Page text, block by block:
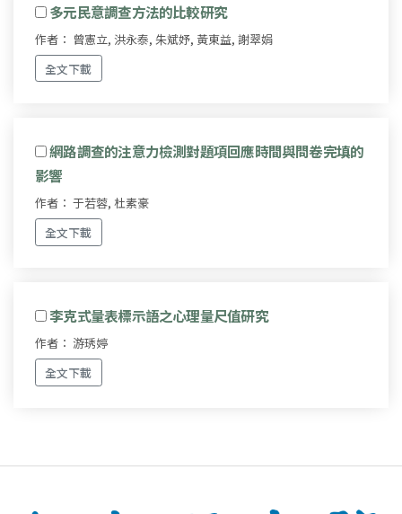
多元民意調查方法的比較研究
作者： 曾憲立, 洪永泰, 朱斌妤, 黃東益, 謝翠娟
全文下載
網路調查的注意力檢測對題項回應時間與問卷完填的
影響
作者： 于若蓉, 杜素豪
全文下載
李克式量表標示語之心理量尺值研究
作者： 游琇婷
全文下載